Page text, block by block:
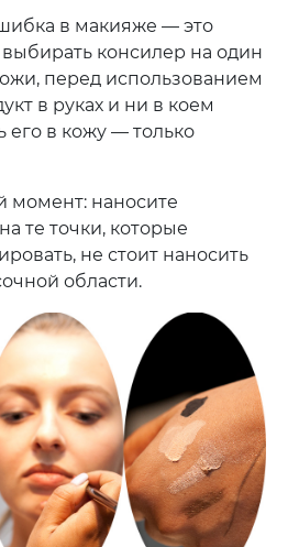
в макияже — это
консилер на один
перед использованием
в руках и ни в коем
его в кожу — только
наносите
те точки, которые
не стоит наносить
области.